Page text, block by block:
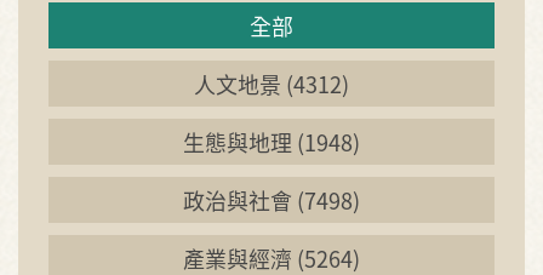
全部
人文地景 (4312)
生態與地理 (1948)
政治與社會 (7498)
產業與經濟 (5264)